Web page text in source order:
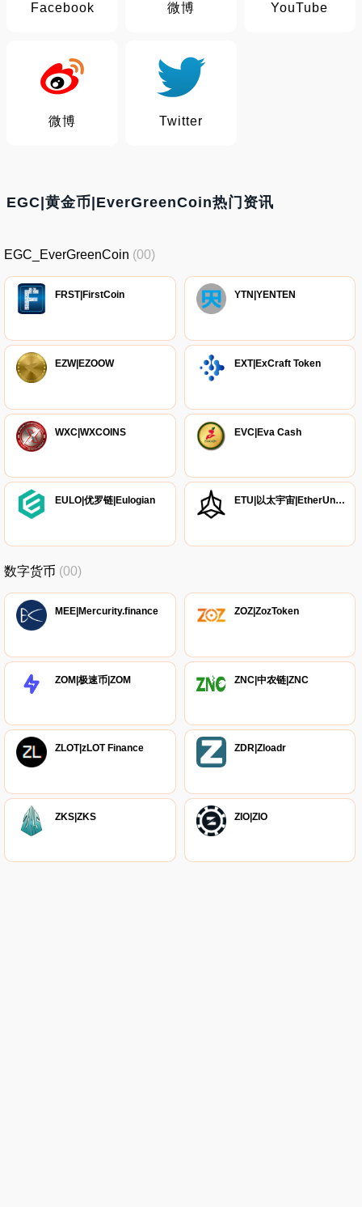
Facebook 微博 YouTube
微博 Twitter
EGC|黄金币|EverGreenCoin热门资讯
EGC_EverGreenCoin (00)
FRST|FirstCoin YTN|YENTEN
EZW|EZOOW EXT|ExCraft Token
WXC|WXCOINS EVC|Eva Cash
EULO|优罗链|Eulogian ETU|以太宇宙|EtherUniverse
数字货币 (00)
MEE|Mercurity.finance ZOZ|ZozToken
ZOM|极速币|ZOM ZNC|中农链|ZNC
ZLOT|zLOT Finance ZDR|Zloadr
ZKS|ZKS ZIO|ZIO